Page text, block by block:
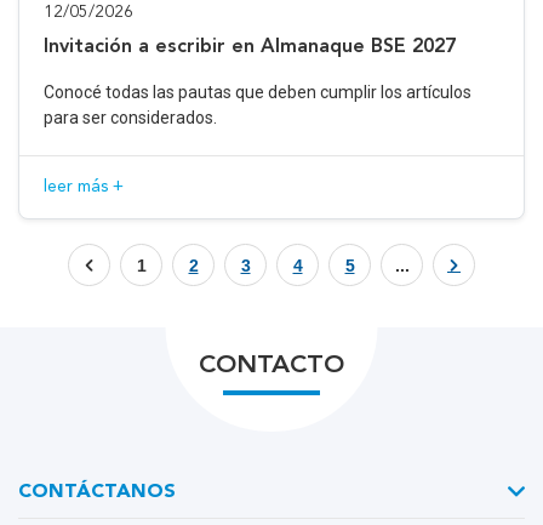
12/05/2026
Invitación a escribir en Almanaque BSE 2027
Conocé todas las pautas que deben cumplir los artículos
para ser considerados.
leer más +
1 2 3 4 5 ...
CONTACTO
CONTÁCTANOS